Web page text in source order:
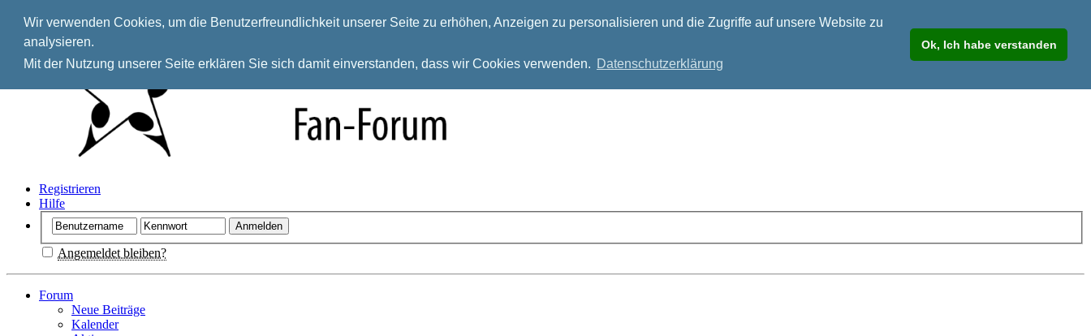
Wir verwenden Cookies, um die Benutzerfreundlichkeit unserer Seite zu erhöhen, Anzeigen zu personalisieren und die Zugriffe auf unsere Website zu
analysieren.
Mit der Nutzung unserer Seite erklären Sie sich damit einverstanden, dass wir Cookies verwenden. Datenschutzerklärung
Ok, Ich habe verstanden
Registrieren
Hilfe
Angemeldet bleiben?
Forum
Neue Beiträge
Kalender